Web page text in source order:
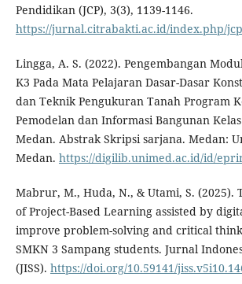
Pendidikan (JCP), 3(3), 1139-1146.
https://jurnal.citrabakti.ac.id/index.php/
Lingga, A. S. (2022). Pengembangan
K3 Pada Mata Pelajaran Dasar-Dasar
dan Teknik Pengukuran Tanah Program
Pemodelan dan Informasi Bangunan
Medan. Abstrak Skripsi sarjana. Medan:
Medan. https://digilib.unimed.ac.id/id/
Mabrur, M., Huda, N., & Utami, S. (2025).
of Project-Based Learning assisted by
improve problem-solving and critical
SMKN 3 Sampang students. Jurnal
(JISS). https://doi.org/10.59141/